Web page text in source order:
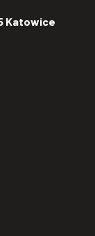
Katowice